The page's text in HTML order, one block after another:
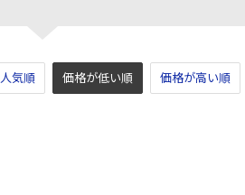
人気順 価格が低い順 価格が高い順